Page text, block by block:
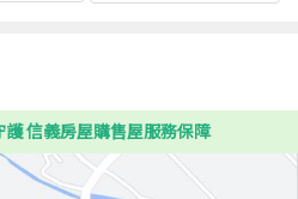
信義房屋購售屋服務保障